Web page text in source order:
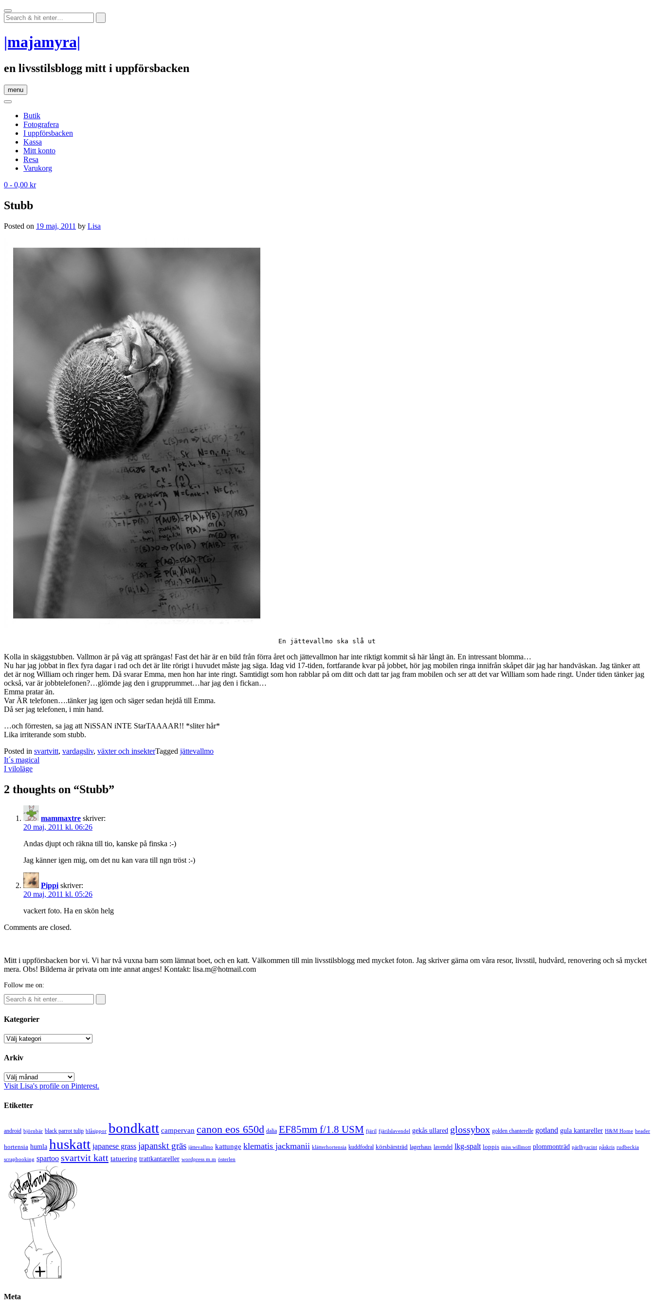
Skip
to
content
|majamyra|
en livsstilsblogg mitt i uppförsbacken
menu
Butik
Fotografera
I uppförsbacken
Kassa
Mitt konto
Resa
Varukorg
0 - 0,00 kr
Stubb
Posted on 19 maj, 2011 by Lisa
En jättevallmo ska slå ut
Kolla in skäggstubben. Vallmon är på väg att sprängas! Fast det här är en bild från förra året och jättevallmon har inte riktigt kommit så här långt än. En intressant blomma…
Nu har jag jobbat in flex fyra dagar i rad och det är lite rörigt i huvudet måste jag säga. Idag vid 17-tiden, fortfarande kvar på jobbet, hör jag mobilen ringa innifrån skåpet där jag har handväskan. Jag tänker att
det är nog William och ringer hem. Då svarar Emma, men hon har inte ringt. Samtidigt som hon rabblar på om ditt och datt tar jag fram mobilen och ser att det var William som hade ringt. Under tiden tänker jag
också, var är jobbtelefonen?…glömde jag den i grupprummet…har jag den i fickan…
Emma pratar än.
Var ÄR telefonen….tänker jag igen och säger sedan hejdå till Emma.
Då ser jag telefonen, i min hand.
…och förresten, sa jag att NiSSAN iNTE StarTAAAAR!! *sliter hår*
Lika irriterande som stubb.
Posted in svartvitt, vardagsliv, växter och insekterTagged jättevallmo
Post
navigation
It´s magical
I viloläge
2 thoughts on “Stubb”
mammaxtre skriver:
20 maj, 2011 kl. 06:26
Andas djupt och räkna till tio, kanske på finska :-)
Jag känner igen mig, om det nu kan vara till ngn tröst :-)
Pippi skriver:
20 maj, 2011 kl. 05:26
vackert foto. Ha en skön helg
Comments are closed.
Mitt i uppförsbacken bor vi. Vi har två vuxna barn som lämnat boet, och en katt. Välkommen till min livsstilsblogg med mycket foton. Jag skriver gärna om våra resor, livsstil, hudvård, renovering och så mycket
mera. Obs! Bilderna är privata om inte annat anges! Kontakt: lisa.m@hotmail.com
Follow me on:
Kategorier
Kategorier
Arkiv
Arkiv
Visit Lisa's profile on Pinterest.
Etiketter
android björnbär black parrot tulip blåsippor bondkatt campervan canon eos 650d dalia EF85mm f/1.8 USM fjäril fjärilslavendel gekås ullared glossybox golden chanterelle gotland gula kantareller H&M Home header
hortensia humla huskatt japanese grass japanskt gräs jättevallmo kattunge klematis jackmanii klätterhortensia kuddfodral körsbärsträd lagerhaus lavendel lkg-spalt loppis miss willmott plommonträd pärlhyacint påskris rudbeckia
scrapbooking spartoo svartvit katt tatuering trattkantareller wordpress m.m österlen
Meta